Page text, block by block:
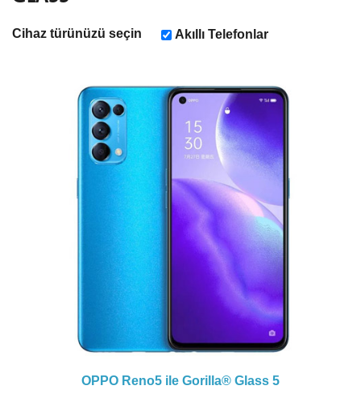
Cihaz türünüzü seçin Akıllı Telefonlar
OPPO Reno5 ile Gorilla® Glass 5